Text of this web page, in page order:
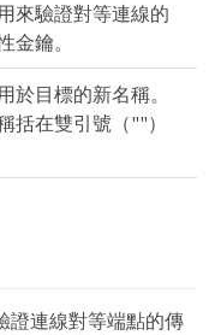
來驗證對等連線的
金鑰。
於目標的新名稱。
括在雙引號（""）
證連線對等端點的傳